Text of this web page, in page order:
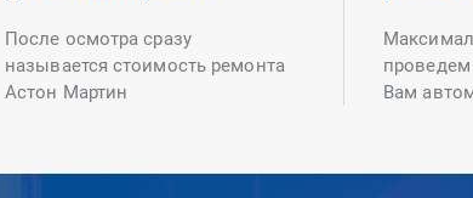
После осмотра сразу
называется стоимость ремонта
Астон Мартин
Вам